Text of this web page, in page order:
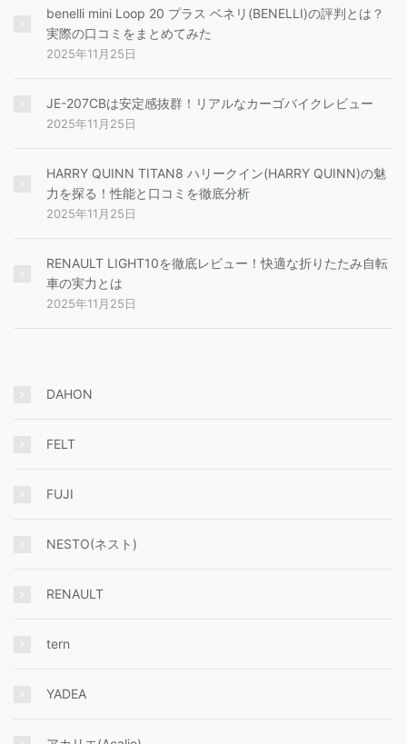
benelli mini Loop 20 プラス ベネリ(BENELLI)の評判とは？
実際の口コミをまとめてみた
2025年11月25日
JE-207CBは安定感抜群！リアルなカーゴバイクレビュー
2025年11月25日
HARRY QUINN TITAN8 ハリークイン(HARRY QUINN)の魅
力を探る！性能と口コミを徹底分析
2025年11月25日
RENAULT LIGHT10を徹底レビュー！快適な折りたたみ自転
車の実力とは
2025年11月25日
DAHON
FELT
FUJI
NESTO(ネスト)
RENAULT
tern
YADEA